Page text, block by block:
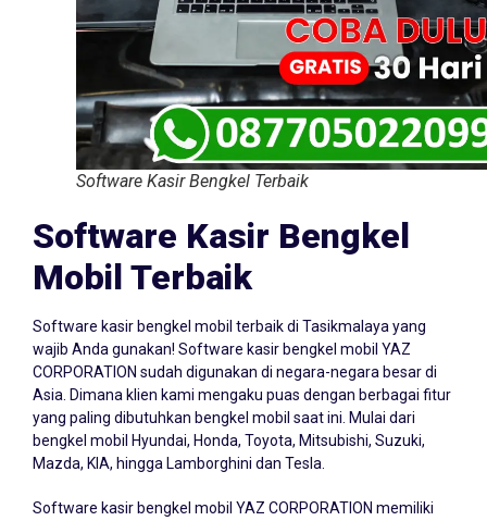
Software Kasir Bengkel Terbaik
Software Kasir Bengkel
Mobil Terbaik
Software kasir bengkel mobil terbaik di Tasikmalaya yang
wajib Anda gunakan! Software kasir bengkel mobil YAZ
CORPORATION sudah digunakan di negara-negara besar di
Asia. Dimana klien kami mengaku puas dengan berbagai fitur
yang paling dibutuhkan bengkel mobil saat ini. Mulai dari
bengkel mobil Hyundai, Honda, Toyota, Mitsubishi, Suzuki,
Mazda, KIA, hingga Lamborghini dan Tesla.
Software kasir bengkel mobil YAZ CORPORATION memiliki